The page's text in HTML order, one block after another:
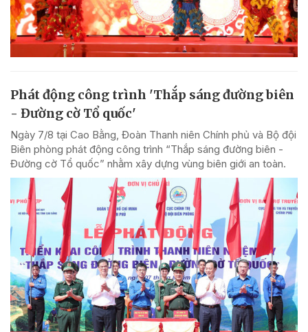
Phát động công trình 'Thắp sáng đường biên
- Đường cờ Tổ quốc'
Ngày 7/8 tại Cao Bằng, Đoàn Thanh niên Chính phủ và Bộ đội
Biên phòng phát động công trình “Thắp sáng đường biên -
Đường cờ Tổ quốc” nhằm xây dựng vùng biên giới an toàn.